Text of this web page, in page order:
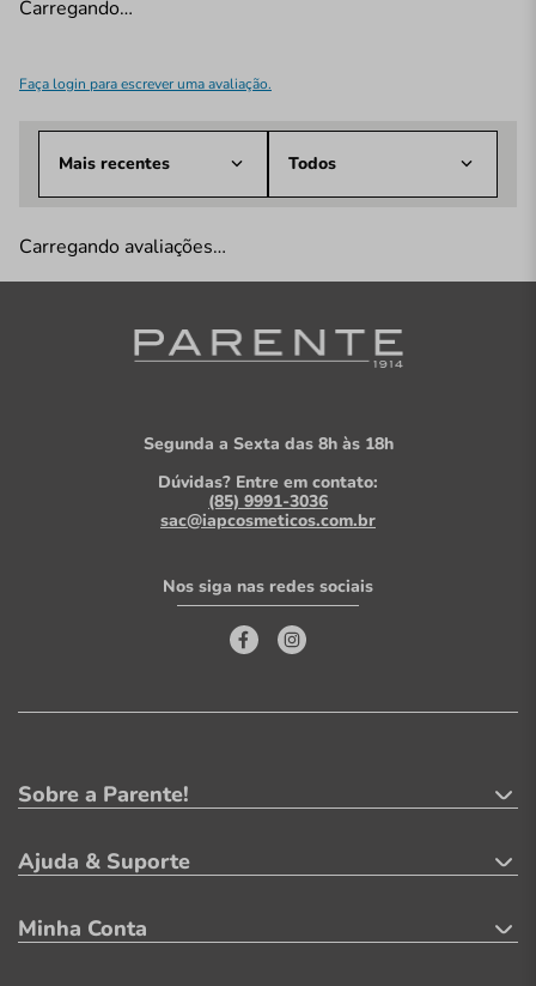
Carregando…
Faça login para escrever uma avaliação.
Mais recentes Todos
Carregando avaliações…
Segunda a Sexta das 8h às 18h
Dúvidas? Entre em contato:
(85) 9991-3036
sac@iapcosmeticos.com.br
Nos siga nas redes sociais
Sobre a Parente!
Ajuda & Suporte
Minha Conta